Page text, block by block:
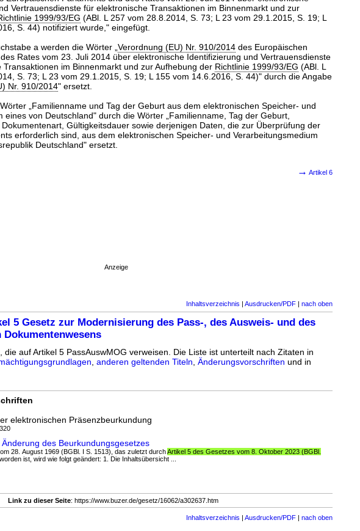
Vertrauensdienste für elektronische Transaktionen im Binnenmarkt und zur
1999/93/EG (ABl. L 257 vom 28.8.2014, S. 73; L 23 vom 29.1.2015, S. 19; L
S. 44) notifiziert wurde," eingefügt.
a werden die Wörter „ Verordnung (EU) Nr. 910/2014des Europäischen
Rates vom 23. Juli 2014 über elektronische Identifizierung und Vertrauensdienste
Transaktionen im Binnenmarkt und zur Aufhebung der Richtlinie 1999/93/EG (ABl. L
S. 73; L 23 vom 29.1.2015, S. 19; L 155 vom 14.6.2016, S. 44)" durch die Angabe
Nr. 910/2014" ersetzt.
„Familienname und Tag der Geburt aus dem elektronischen Speicher- und
eines von Deutschland" durch die Wörter „Familienname, Tag der Geburt,
Gültigkeitsdauer sowie derjenigen Daten, die zur Überprüfung der
erforderlich sind, aus dem elektronischen Speicher- und Verarbeitungsmedium
Deutschland" ersetzt.
→ Artikel 6
Anzeige
Inhaltsverzeichnis | Ausdrucken/PDF | nach oben
5 Gesetz zur Modernisierung des Pass-, des Ausweis- und des
die auf Artikel 5 PassAuswMOG verweisen. Die Liste ist unterteilt nach Zitaten in
anderen geltenden Titeln Änderungsvorschriften und in
elektronischen Präsenzbeurkundung
des Beurkundungsgesetzes
28. August 1969 (BGBl. I S. 1513), das zuletzt durchArtikel 5 des Gesetzes vom 8. Oktober 2023 (BGBl.
ist, wird wie folgt geändert: 1. Die Inhaltsübersicht ...
Link zu dieser Seite: https://www.buzer.de/gesetz/16062/a302637.htm
Inhaltsverzeichnis | Ausdrucken/PDF | nach oben